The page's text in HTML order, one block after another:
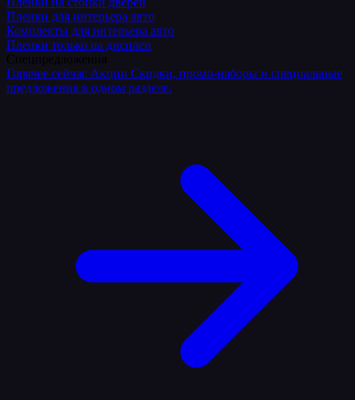
Пленки для интерьера авто
Комплекты для интерьера авто
Пленки только на дисплеи
Горячее сейчас Акции Скидки, промо-наборы и специальные
предложения в одном разделе.